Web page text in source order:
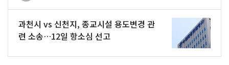
과천시 vs 신천지, 종교시설 용도변경 관
련 소송…12일 항소심 선고